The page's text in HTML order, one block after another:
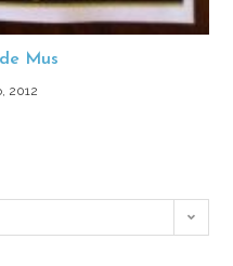
Mus
2012